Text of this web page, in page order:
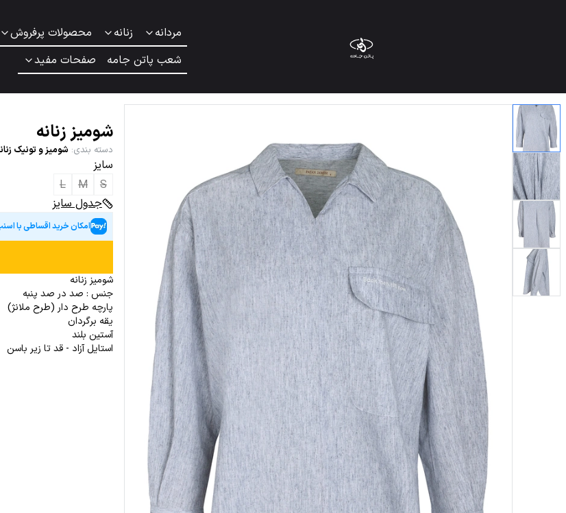
مردانه زنانه محصولات پرفروش
شعب پاتن جامه
صفحات مفید
شومیز زنانه
دسته بندی: شومیز و تونیک
سایز
S
M
L
جدول سایز
امکان خرید اقساطی با
شومیز زنانه
جنس : صد در صد پنبه
پارچه طرح دار (طرح ملانژ)
یقه برگردان
آستین بلند
استایل آزاد - قد تا زیر باسن